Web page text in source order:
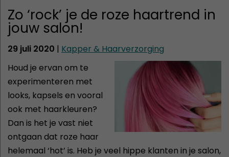
Hoge tevredenheidsscore
Zo ‘rock’ je de roze haartrend in
jouw salon!
29 juli 2020 | Kapper & Haarverzorging
Houd je ervan om te
experimenteren met
looks, kapsels en vooral
ook met haarkleuren?
Dan is het je vast niet
ontgaan dat roze haar
helemaal ‘hot’ is. Heb je veel hippe klanten in je salon,